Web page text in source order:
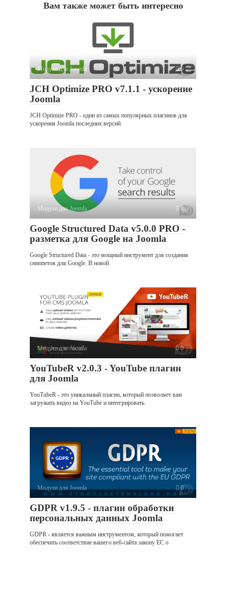
Вам также может быть интересно
Модули для Joomla 0
JCH Optimize PRO v7.1.1 - ускорение
Joomla
JCH Optimize PRO - один из самых популярных плагинов для
ускорения Joomla последних версий.
Модули для Joomla 0
Google Structured Data v5.0.0 PRO -
разметка для Google на Joomla
Google Structured Data - это мощный инструмент для создания
сниппетов для Google. В новой
Модули для Joomla 0
YouTubeR v2.0.3 - YouTube плагин
для Joomla
YouTubeR - это уникальный плагин, который позволяет вам
загружать видео на YouTube и интегрировать
Модули для Joomla 0
GDPR v1.9.5 - плагин обработки
персональных данных Joomla
GDPR - является важным инструментом, который помогает
обеспечить соответствие вашего веб-сайта закону ЕС о